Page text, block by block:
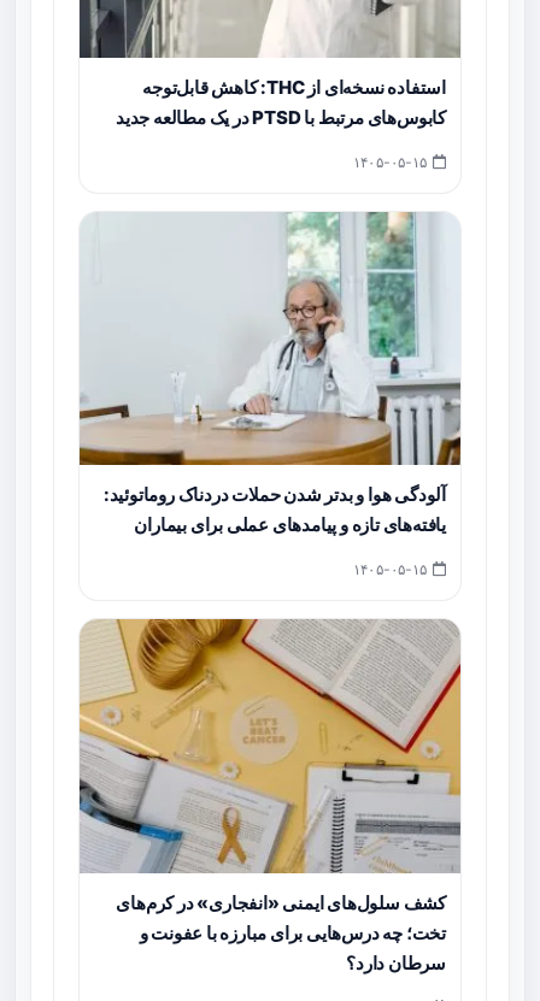
استفاده نسخه‌ای از THC: کاهش قابل‌توجه
کابوس‌های مرتبط با PTSD در یک مطالعه جدید
آلودگی هوا و بدتر شدن حملات دردناک روماتوئید:
یافته‌های تازه و پیامدهای عملی برای بیماران
کشف سلول‌های ایمنی «انفجاری» در کرم‌های
تخت؛ چه درس‌هایی برای مبارزه با عفونت و
سرطان دارد؟